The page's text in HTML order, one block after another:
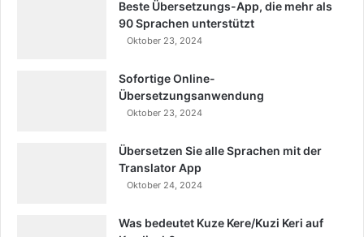
Beste Übersetzungs-App, die mehr als
90 Sprachen unterstützt
Oktober 23, 2024
Sofortige Online-
Übersetzungsanwendung
Oktober 23, 2024
Übersetzen Sie alle Sprachen mit der
Translator App
Oktober 24, 2024
Was bedeutet Kuze Kere/Kuzi Keri auf